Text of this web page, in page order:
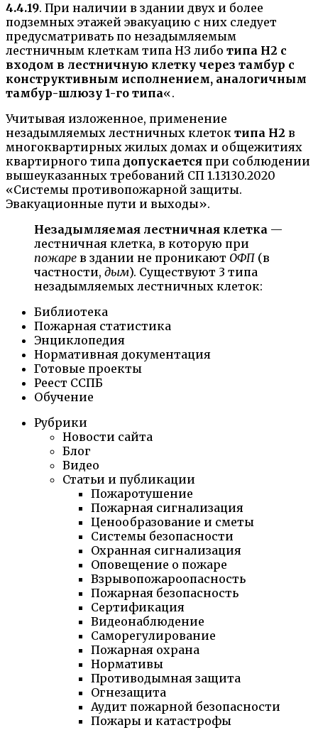
4.4.19. При наличии в здании двух и более
подземных этажей эвакуацию с них следует
предусматривать по незадымляемым
лестничным клеткам типа НЗ либо типа Н2 с
входом в лестничную клетку через тамбур с
конструктивным исполнением, аналогичным
тамбур-шлюзу 1-го типа«.
Учитывая изложенное, применение
незадымляемых лестничных клеток типа Н2 в
многоквартирных жилых домах и общежитиях
квартирного типа допускается при соблюдении
вышеуказанных требований СП 1.13130.2020
«Системы противопожарной защиты.
Эвакуационные пути и выходы».
Незадымляемая лестничная клетка —
лестничная клетка, в которую при
пожаре в здании не проникают ОФП (в
частности, дым). Существуют 3 типа
незадымляемых лестничных клеток:
Библиотека
Пожарная статистика
Энциклопедия
Нормативная документация
Готовые проекты
Реест ССПБ
Обучение
Рубрики
Новости сайта
Блог
Видео
Статьи и публикации
Пожаротушение
Пожарная сигнализация
Ценообразование и сметы
Системы безопасности
Охранная сигнализация
Оповещение о пожаре
Взрывопожароопасность
Пожарная безопасность
Сертификация
Видеонаблюдение
Саморегулирование
Пожарная охрана
Нормативы
Противодымная защита
Огнезащита
Аудит пожарной безопасности
Пожары и катастрофы